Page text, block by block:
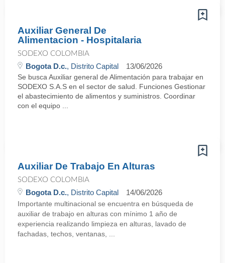
Auxiliar General De
Alimentacion - Hospitalaria
SODEXO COLOMBIA
Bogota D.c., Distrito Capital 13/06/2026
Se busca Auxiliar general de Alimentación para trabajar en
SODEXO S.A.S en el sector de salud. Funciones Gestionar
el abastecimiento de alimentos y suministros. Coordinar
con el equipo ...
Auxiliar De Trabajo En Alturas
SODEXO COLOMBIA
Bogota D.c., Distrito Capital 14/06/2026
Importante multinacional se encuentra en búsqueda de
auxiliar de trabajo en alturas con mínimo 1 año de
experiencia realizando limpieza en alturas, lavado de
fachadas, techos, ventanas, ...